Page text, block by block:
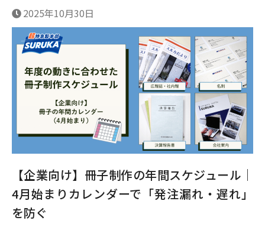
2025年10月30日
【企業向け】冊子制作の年間スケジュール｜
4月始まりカレンダーで「発注漏れ・遅れ」
を防ぐ